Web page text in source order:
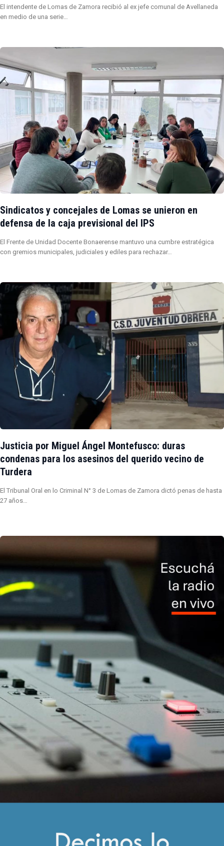
El intendente de Lomas de Zamora recibió al ex jefe comunal de Avellaneda
en medio de una serie…
Sindicatos y concejales de Lomas se unieron en
defensa de la caja previsional del IPS
El Frente de Unidad Docente Bonaerense mantuvo una cumbre estratégica
con gremios municipales, judiciales y ediles para rechazar…
Justicia por Miguel Ángel Montefusco: duras
condenas para los asesinos del querido vecino de
Turdera
El Tribunal Oral en lo Criminal N° 3 de Lomas de Zamora dictó penas de hasta
27 años…